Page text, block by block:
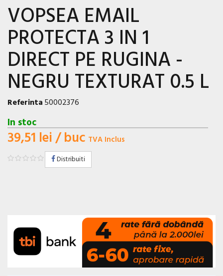
VOPSEA EMAIL
PROTECTA 3 IN 1
DIRECT PE RUGINA -
NEGRU TEXTURAT 0.5 L
Referinta50002376
In stoc
39,51 lei/ buc TVA Inclus
Distribuiti